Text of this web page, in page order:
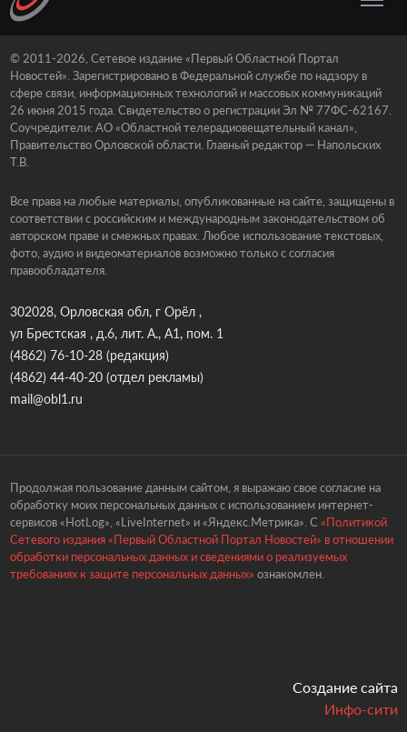
© 2011-2026, Сетевое издание «Первый Областной Портал
Новостей». Зарегистрировано в Федеральной службе по надзору в
сфере связи, информационных технологий и массовых коммуникаций
26 июня 2015 года. Свидетельство о регистрации Эл № 77ФС-62167.
Соучредители: АО «Областной телерадиовещательный канал»,
Правительство Орловской области. Главный редактор — Напольских
Т.В.
Все права на любые материалы, опубликованные на сайте, защищены в
соответствии с российским и международным законодательством об
авторском праве и смежных правах. Любое использование текстовых,
фото, аудио и видеоматериалов возможно только с согласия
правообладателя.
302028, Орловская обл, г Орёл ,
ул Брестская , д.6, лит. А., А1, пом. 1
(4862) 76-10-28(редакция)
(4862) 44-40-20(отдел рекламы)
mail@obl1.ru
Продолжая пользование данным сайтом, я выражаю свое согласие на
обработку моих персональных данных с использованием интернет-
сервисов «HotLog», «LiveInternet» и «Яндекс.Метрика». С «Политикой
Сетевого издания «Первый Областной Портал Новостей» в отношении
обработки персональных данных и сведениями о реализуемых
требованиях к защите персональных данных» ознакомлен.
Создание сайта
Инфо-сити